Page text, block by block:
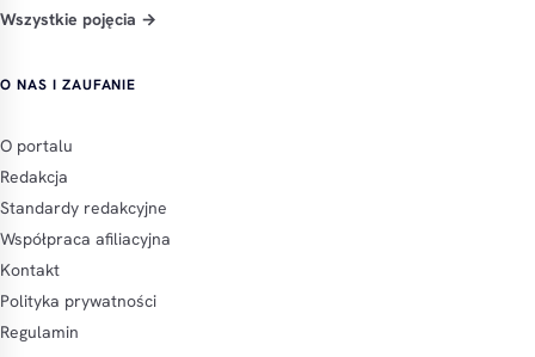
Wszystkie pojęcia →
O NAS I ZAUFANIE
O portalu
Redakcja
Standardy redakcyjne
Współpraca afiliacyjna
Kontakt
Polityka prywatności
Regulamin